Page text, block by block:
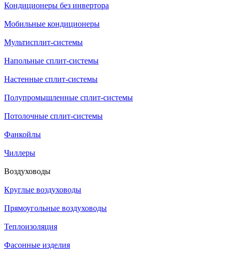
Кондиционеры без инвертора
Мобильные кондиционеры
Мультисплит-системы
Напольные сплит-системы
Настенные сплит-системы
Полупромышленные сплит-системы
Потолочные сплит-системы
Фанкойлы
Чиллеры
Воздуховоды
Круглые воздуховоды
Прямоугольные воздуховоды
Теплоизоляция
Фасонные изделия